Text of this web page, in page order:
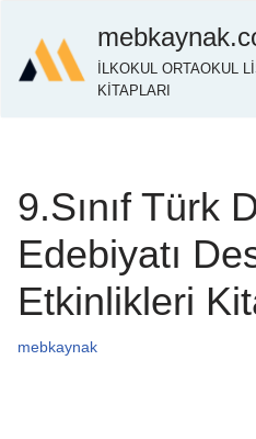
İçeriğe
geç
İLKOKUL ORTAOKUL
KİTAPLARI
9.Sınıf Türk
Edebiyatı
Etkinlikleri
mebkaynak